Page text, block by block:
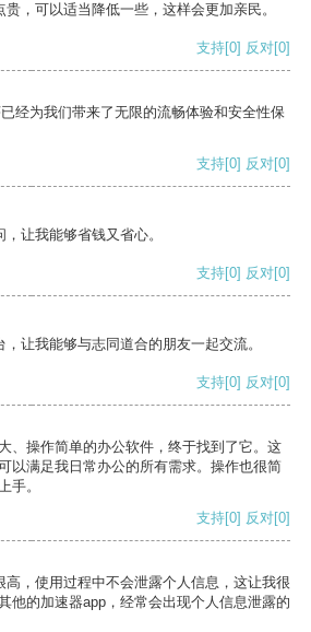
，可以适当降低一些，这样会更加亲民。
支持[0] 反对[0]
经为我们带来了无限的流畅体验和安全性保
支持[0] 反对[0]
让我能够省钱又省心。
支持[0] 反对[0]
让我能够与志同道合的朋友一起交流。
支持[0] 反对[0]
、操作简单的办公软件，终于找到了它。这
以满足我日常办公的所有需求。操作也很简
手。
支持[0] 反对[0]
高，使用过程中不会泄露个人信息，这让我很
他的加速器app，经常会出现个人信息泄露的